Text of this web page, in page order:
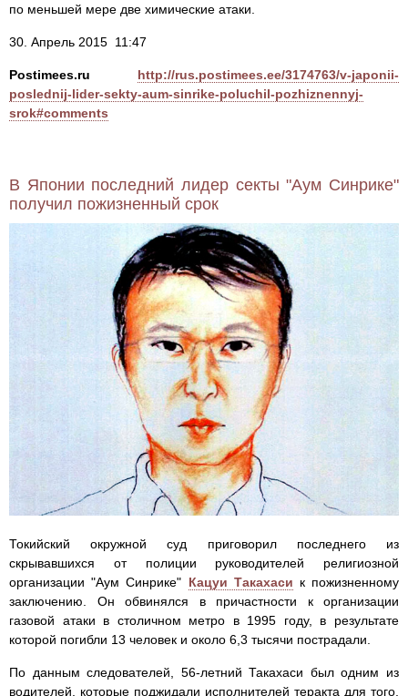
по меньшей мере две химические атаки.
30. Апрель 2015 11:47
Postimees.ru
http://rus.postimees.ee/3174763/v-japonii-
poslednij-lider-sekty-aum-sinrike-poluchil-pozhiznennyj-
srok#comments
В Японии последний лидер секты "Аум Синрике"
получил пожизненный срок
Токийский окружной суд приговорил последнего из
скрывавшихся от полиции руководителей религиозной
организации "Аум Синрике" Кацуи Такахаси к пожизненному
заключению. Он обвинялся в причастности к организации
газовой атаки в столичном метро в 1995 году, в результате
которой погибли 13 человек и около 6,3 тысячи пострадали.
По данным следователей, 56-летний Такахаси был одним из
водителей, которые поджидали исполнителей теракта для того,